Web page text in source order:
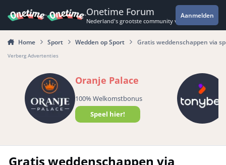
Onetime Forum
Nederland's grootste community voor de
Aanmelden
Home Sport Wedden op Sport Gratis weddenschappen via
Verberg Advertenties
Oranje Palace
100% Welkomstbonus
Speel hier!
Gratis weddenschappen via